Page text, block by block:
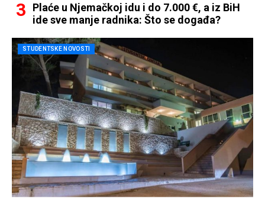
Plaće u Njemačkoj idu i do 7.000 €, a iz BiH
ide sve manje radnika: Što se događa?
STUDENTSKE NOVOSTI